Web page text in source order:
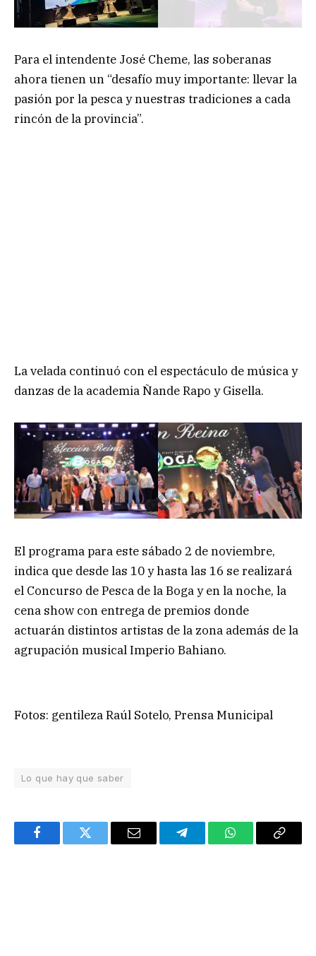
Para el intendente José Cheme, las soberanas
ahora tienen un “desafío muy importante: llevar la
pasión por la pesca y nuestras tradiciones a cada
rincón de la provincia”.
La velada continuó con el espectáculo de música y
danzas de la academia Ñande Rapo y Gisella.
El programa para este sábado 2 de noviembre,
indica que desde las 10 y hasta las 16 se realizará
el Concurso de Pesca de la Boga y en la noche, la
cena show con entrega de premios donde
actuarán distintos artistas de la zona además de la
agrupación musical Imperio Bahiano.
Fotos: gentileza Raúl Sotelo, Prensa Municipal
Lo que hay que saber
FacebookTwitter Email TelegramWhatsAppCopy